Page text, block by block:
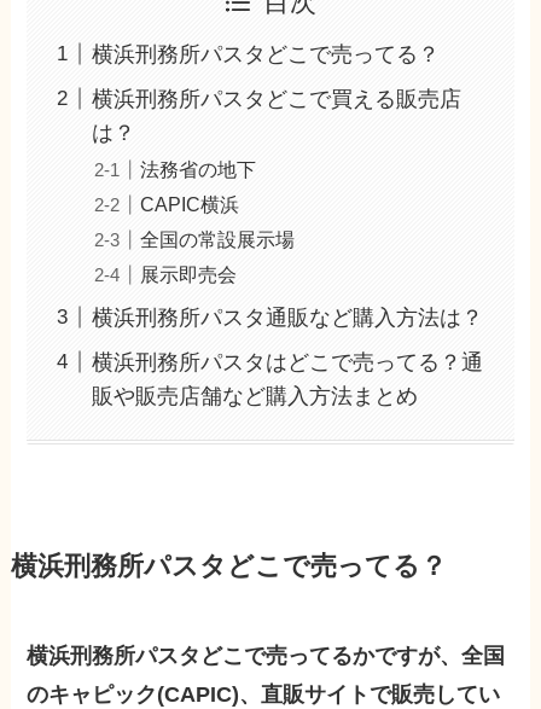
横浜刑務所パスタどこで売ってる？
横浜刑務所パスタどこで買える販売店
は？
法務省の地下
CAPIC横浜
全国の常設展示場
展示即売会
横浜刑務所パスタ通販など購入方法は？
横浜刑務所パスタはどこで売ってる？通
販や販売店舗など購入方法まとめ
横浜刑務所パスタどこで売ってる？
横浜刑務所パスタどこで売ってるかですが、全国
のキャピック(CAPIC)、直販サイトで販売してい